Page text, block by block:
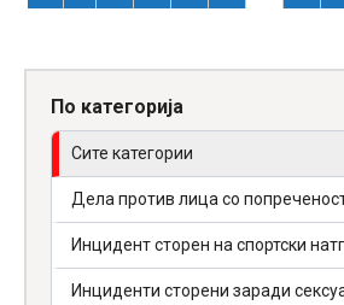
По категорија
Сите категории
Дела против лица со
Инцидент сторен на спортски
Инциденти сторени заради